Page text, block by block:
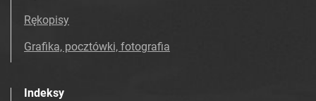
Rękopisy
Grafika, pocztówki, fotografia
Indeksy